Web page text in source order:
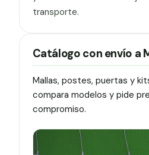
transporte.
Catálogo con envío a
Mallas, postes, puertas y
compara modelos y pide
compromiso.